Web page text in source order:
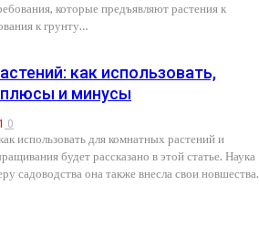
которые предъявляют растения к
к грунту…
как использовать,
и минусы
0
использовать для комнатных растений и
будет рассказано в этой статье. Наука
садоводства она также внесла свои новшества.